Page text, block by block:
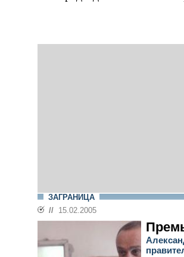
ЗАГРАНИЦА
// 15.02.2005